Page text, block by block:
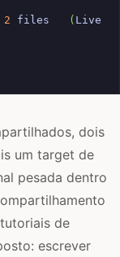
2 files ( Live
dois
um target de
pesada dentro
de
escrever